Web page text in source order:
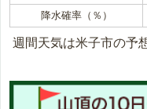
降水確率（％）
週間天気は米子市の予